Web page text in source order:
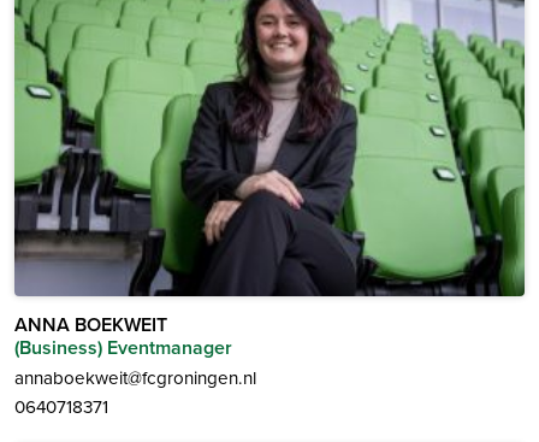
ANNA BOEKWEIT
(Business) Eventmanager
annaboekweit@fcgroningen.nl
0640718371